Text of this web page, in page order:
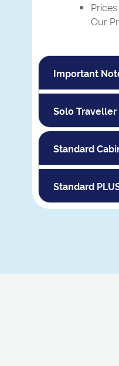
Our
Important
Solo Traveller
Standard
Standard